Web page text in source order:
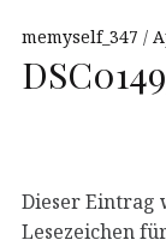
memyself_347
Dieser Eintrag
Lesezeichen